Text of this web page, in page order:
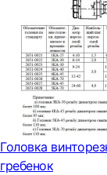
Головка
гребенок